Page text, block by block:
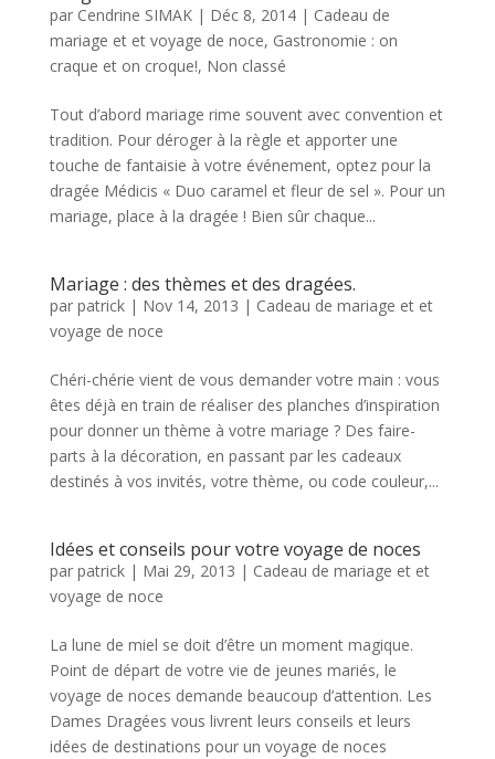
par Cendrine SIMAK| Déc 8, 2014| Cadeau de
mariage et et voyage de noce, Gastronomie : on
craque et on croque!, Non classé
Tout d’abord mariage rime souvent avec convention et
tradition. Pour déroger à la règle et apporter une
touche de fantaisie à votre événement, optez pour la
dragée Médicis « Duo caramel et fleur de sel ». Pour un
mariage, place à la dragée ! Bien sûr chaque...
Mariage : des thèmes et des dragées.
par patrick| Nov 14, 2013 | Cadeau de mariage et et
voyage de noce
Chéri-chérie vient de vous demander votre main : vous
êtes déjà en train de réaliser des planches d’inspiration
pour donner un thème à votre mariage ? Des faire-
parts à la décoration, en passant par les cadeaux
destinés à vos invités, votre thème, ou code couleur,...
Idées et conseils pour votre voyage de noces
par patrick| Mai 29, 2013 | Cadeau de mariage et et
voyage de noce
La lune de miel se doit d’être un moment magique.
Point de départ de votre vie de jeunes mariés, le
voyage de noces demande beaucoup d’attention. Les
Dames Dragées vous livrent leurs conseils et leurs
idées de destinations pour un voyage de noces